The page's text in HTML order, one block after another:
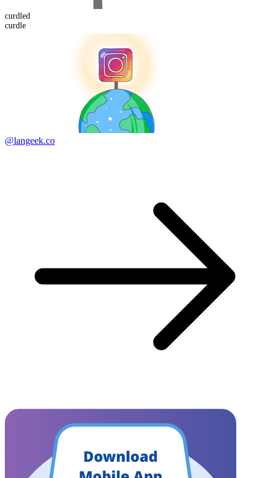
curdled
curdle
@langeek.co